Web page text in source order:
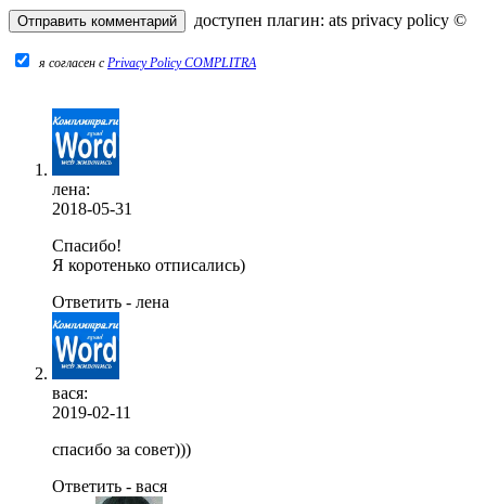
доступен плагин: ats privacy policy ©
я согласен cPrivacy Policy COMPLITRA
лена:
2018-05-31
Спасибо!
Я коротенько отписались)
Ответить - лена
вася:
2019-02-11
спасибо за совет)))
Ответить - вася